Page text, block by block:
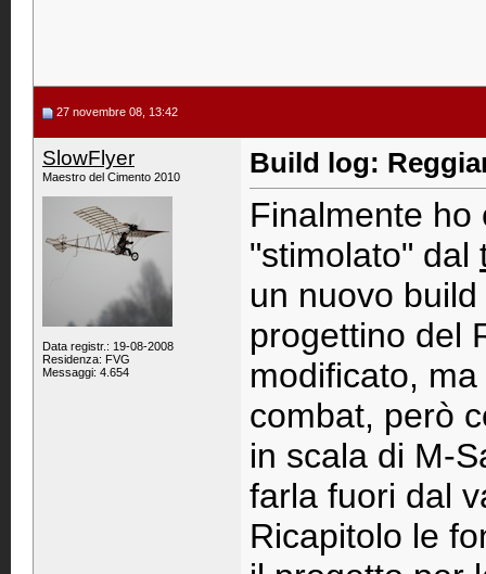
27 novembre 08, 13:42
SlowFlyer
Maestro del Cimento 2010
Data registr.: 19-08-2008
Residenza: FVG
Messaggi: 4.654
Build log:
Finalmente ho
"stimolato" dal
un nuovo
progettino del
modificato,
combat, però
in scala di M-
farla fuori dal
Ricapitolo le